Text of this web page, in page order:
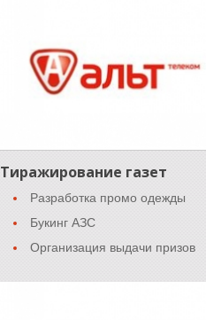
Тиражирование газет
Разработка промо одежды
Букинг АЗС
Организация выдачи призов